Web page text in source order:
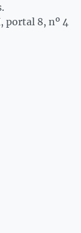
portal 8, nº 4